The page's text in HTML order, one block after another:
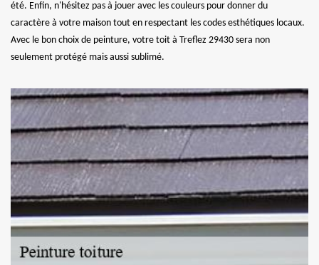
été. Enfin, n'hésitez pas à jouer avec les couleurs pour donner du
caractère à votre maison tout en respectant les codes esthétiques locaux.
Avec le bon choix de peinture, votre toit à Treflez 29430 sera non
seulement protégé mais aussi sublimé.